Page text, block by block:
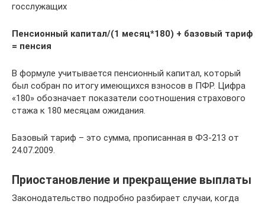
госслужащих
Пенсионный капитал/(1 месяц*180) + базовый тариф
= пенсия
В формуле учитывается пенсионный капитал, который
был собран по итогу имеющихся взносов в ПФР. Цифра
«180» обозначает показатели соотношения страхового
стажа к 180 месяцам ожидания.
Базовый тариф – это сумма, прописанная в ФЗ-213 от
24.07.2009.
Приостановление и прекращение выплаты
Законодательство подробно разбирает случаи, когда